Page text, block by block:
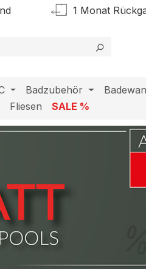
1 Monat
Badzubehör
Fliesen SALE %